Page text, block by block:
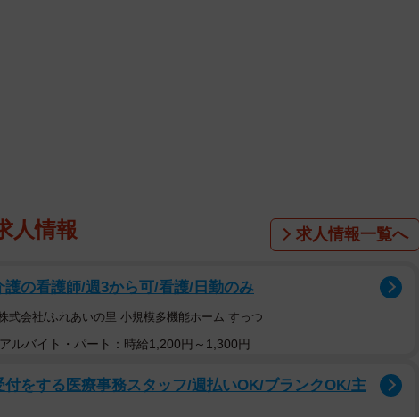
さして、穴をあける。
けの素を加えてよくもみ込み、約30分漬けておく。
の電子レンジで約3分加熱する。
プをかけ、電子レンジでさらに約3分加熱し、粗熱がとれるま
人情報 求人情報一覧へ
の看護師/週3から可/看護/日勤のみ
式会社/ふれあいの里 小規模多機能ホーム すっつ
アルバイト・パート：時給1,200円～1,300円
をする医療事務スタッフ/週払いOK/ブランクOK/主